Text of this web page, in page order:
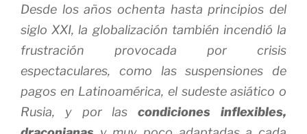
Desde los años ochenta hasta principios del
siglo XXI, la globalización también incendió la
frustración provocada por crisis
espectaculares, como las suspensiones de
pagos en Latinoamérica, el sudeste asiático o
Rusia, y por lascondiciones inflexibles,